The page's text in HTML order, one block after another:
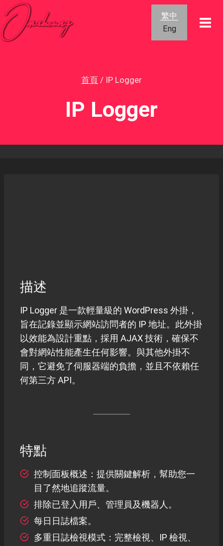
到
內
繁中
Eng
首頁 / IP Logger
IP Logger
描述
IP Logger 是一款輕量級的 WordPress 外掛，
旨在記錄並顯示網站訪問者的 IP 地址。此外掛
以效能為設計重點，採用 AJAX 技術，確保不
會對網站性能產生任何影響。與其他外掛不
同，它避免了伺服器端的負擔，並且不依賴任
何第三方 API。
特點
控制面板概述：提供關鍵解析，幫助您一
目了然地追蹤流量。
排除已登入用戶、管理員及機器人。
每日日誌檔案。
多重日誌檢視模式：完整檢視、IP 檢視、